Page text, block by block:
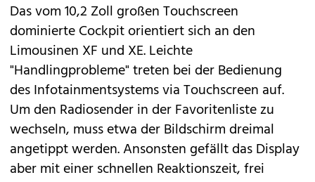
Das vom 10,2 Zoll großen Touchscreen
dominierte Cockpit orientiert sich an den
Limousinen XF und XE. Leichte
"Handlingprobleme" treten bei der Bedienung
des Infotainmentsystems via Touchscreen auf.
Um den Radiosender in der Favoritenliste zu
wechseln, muss etwa der Bildschirm dreimal
angetippt werden. Ansonsten gefällt das Display
aber mit einer schnellen Reaktionszeit, frei